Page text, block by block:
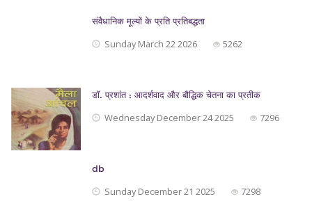
संवैधानिक मूल्यों के प्रति प्रतिबद्धता
Sunday March 22 2026 5262
डॉ. प्रशांत : आदर्शवाद और बौद्धिक चेतना का प्रतीक
Wednesday December 24 2025 7296
db
Sunday December 21 2025 7298